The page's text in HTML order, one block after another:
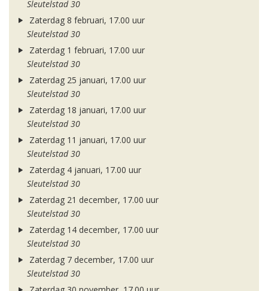
Sleutelstad 30
Zaterdag 8 februari, 17.00 uur
Sleutelstad 30
Zaterdag 1 februari, 17.00 uur
Sleutelstad 30
Zaterdag 25 januari, 17.00 uur
Sleutelstad 30
Zaterdag 18 januari, 17.00 uur
Sleutelstad 30
Zaterdag 11 januari, 17.00 uur
Sleutelstad 30
Zaterdag 4 januari, 17.00 uur
Sleutelstad 30
Zaterdag 21 december, 17.00 uur
Sleutelstad 30
Zaterdag 14 december, 17.00 uur
Sleutelstad 30
Zaterdag 7 december, 17.00 uur
Sleutelstad 30